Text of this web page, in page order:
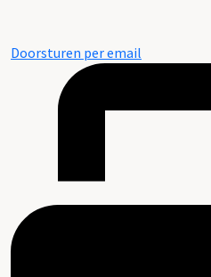
Doorsturen per email